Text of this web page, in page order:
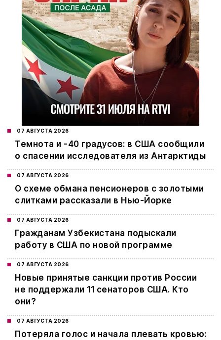
07 АВГУСТА 2026
Темнота и -40 градусов: в США сообщили
о спасении исследователя из Антарктиды
07 АВГУСТА 2026
О схеме обмана пенсионеров с золотыми
слитками рассказали в Нью-Йорке
07 АВГУСТА 2026
Гражданам Узбекистана подыскали
работу в США по новой программе
07 АВГУСТА 2026
Новые принятые санкции против России
не поддержали 11 сенаторов США. Кто
они?
07 АВГУСТА 2026
Потеряла голос и начала плевать кровью: